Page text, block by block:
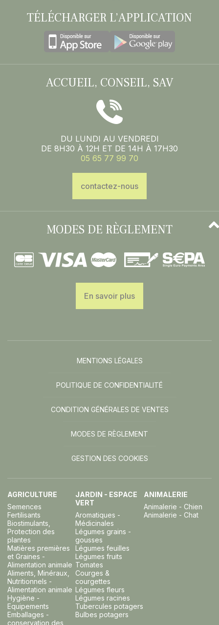
TÉLÉCHARGER L’APPLICATION
ACCUEIL, CONSEIL, SAV
DU LUNDI AU VENDREDI
DE 8H30 À 12H ET DE 14H À 17H30
05 65 77 99 70
contactez-nous
MODES DE RÈGLEMENT
En savoir plus
MENTIONS LÉGALES
POLITIQUE DE CONFIDENTIALITÉ
CONDITION GÉNÉRALES DE VENTES
MODES DE RÈGLEMENT
GESTION DES COOKIES
AGRICULTURE
Semences
Fertilisants
Biostimulants,
Protection des
plantes
Matières premières
et Graines -
Alimentation animale
Aliments, Minéraux,
Nutritionnels -
Alimentation animale
Hygiène -
Equipements
Emballages -
conservation des
JARDIN - ESPACE
VERT
Aromatiques -
Médicinales
Légumes grains -
gousses
Légumes feuilles
Légumes fruits
Tomates
Courges &
courgettes
Légumes fleurs
Légumes racines
Tubercules potagers
Bulbes potagers
ANIMALERIE
Animalerie - Chien
Animalerie - Chat